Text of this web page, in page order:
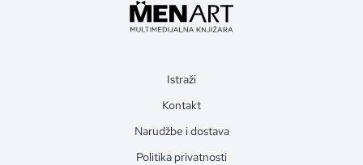
Istraži
Kontakt
Narudžbe i dostava
Politika privatnosti